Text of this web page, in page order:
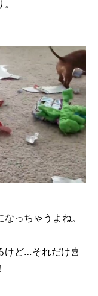
っちゃうよね。
けど…それだけ喜